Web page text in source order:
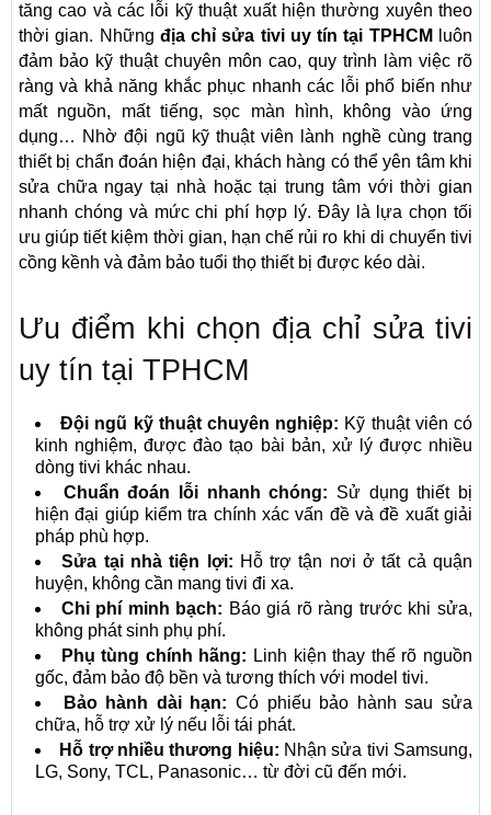
tăng cao và các lỗi kỹ thuật xuất hiện thường xuyên theo
thời gian. Những địa chỉ sửa tivi uy tín tại TPHCM
luôn
đảm bảo kỹ thuật chuyên môn cao, quy trình làm việc rõ
ràng và khả năng khắc phục nhanh các lỗi phổ biến như
mất nguồn, mất tiếng, sọc màn hình, không vào ứng
dụng… Nhờ đội ngũ kỹ thuật viên lành nghề cùng trang
thiết bị chẩn đoán hiện đại, khách hàng có thể yên tâm khi
sửa chữa ngay tại nhà hoặc tại trung tâm với thời gian
nhanh chóng và mức chi phí hợp lý. Đây là lựa chọn tối
ưu giúp tiết kiệm thời gian, hạn chế rủi ro khi di chuyển tivi
cồng kềnh và đảm bảo tuổi thọ thiết bị được kéo dài.
Ưu điểm khi chọn địa chỉ sửa tivi
uy tín tại TPHCM
Đội ngũ kỹ thuật chuyên nghiệp: Kỹ thuật viên có
kinh nghiệm, được đào tạo bài bản, xử lý được nhiều
dòng tivi khác nhau.
Chuẩn đoán lỗi nhanh chóng: Sử dụng thiết bị
hiện đại giúp kiểm tra chính xác vấn đề và đề xuất giải
pháp phù hợp.
Sửa tại nhà tiện lợi: Hỗ trợ tận nơi ở tất cả quận
huyện, không cần mang tivi đi xa.
Chi phí minh bạch: Báo giá rõ ràng trước khi sửa,
không phát sinh phụ phí.
Phụ tùng chính hãng: Linh kiện thay thế rõ nguồn
gốc, đảm bảo độ bền và tương thích với model tivi.
Bảo hành dài hạn: Có phiếu bảo hành sau sửa
chữa, hỗ trợ xử lý nếu lỗi tái phát.
Hỗ trợ nhiều thương hiệu: Nhận sửa tivi Samsung,
LG, Sony, TCL, Panasonic… từ đời cũ đến mới.